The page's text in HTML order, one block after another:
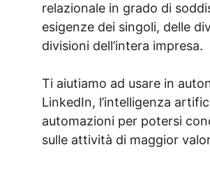
relazionale in grado di
esigenze dei singoli, delle
divisioni dell’intera impresa.
Ti aiutiamo ad usare in
LinkedIn, l’intelligenza
automazioni per potersi
sulle attività di maggior